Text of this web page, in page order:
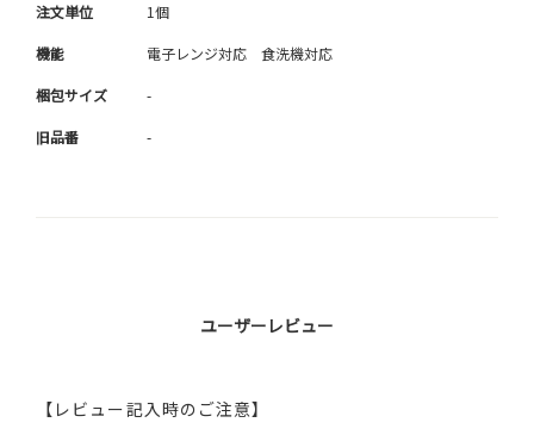
注文単位 1個
機能 電子レンジ対応 食洗機対応
梱包サイズ -
旧品番 -
ユーザーレビュー
【レビュー記入時のご注意】